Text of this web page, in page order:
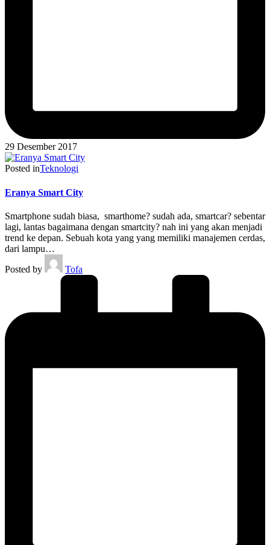
29 Desember 2017
Posted inTeknologi
Eranya Smart City
Smartphone sudah biasa, smarthome? sudah ada, smartcar? sebentar
lagi, lantas bagaimana dengan smartcity? nah ini yang akan menjadi
trend ke depan. Sebuah kota yang yang memiliki manajemen cerdas,
dari lampu…
Posted by
Tofa